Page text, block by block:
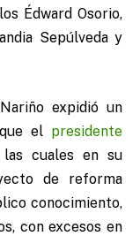
Édward Osorio,
Sepúlveda y
expidió un
el presidente
cuales en su
de reforma
conocimiento,
con excesos en